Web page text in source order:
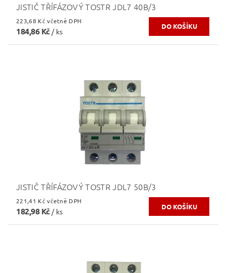
JISTIČ TŘÍFÁZOVÝ TOSTR JDL7 40B/3
223,68 Kč včetně DPH
184,86 Kč / ks
JISTIČ TŘÍFÁZOVÝ TOSTR JDL7 50B/3
221,41 Kč včetně DPH
182,98 Kč / ks